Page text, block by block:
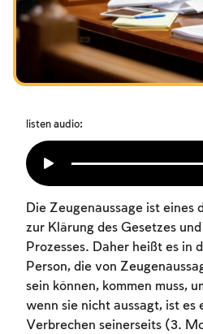
Das Fasten der Zerstörung
Amtseinführung
listen audio:
Die Zeugenaussage ist eines
zur Klärung des Gesetzes
Prozesses. Daher heißt es in
Person, die von
sein können, kommen muss,
wenn sie nicht aussagt, ist es
Verbrechen seinerseits (3.